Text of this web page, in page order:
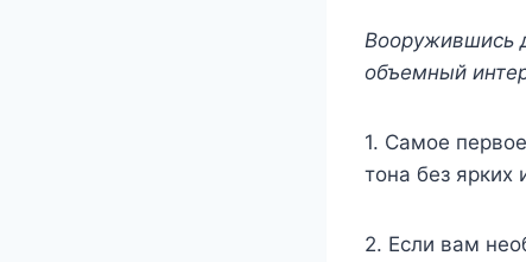
Вооружившись
объемный
1. Самое
тона без ярких
2. Если вам